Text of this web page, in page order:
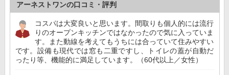
アーネストワンの口コミ・評判
コスパは大変良いと思います。間取りも個人的には流行
りのオープンキッチンではなかったので気に入っていま
す。また動線を考えてもうちには合っていて住みやすい
です。設備も現代では窓も二重ですし、トイレの蓋が自動だ
ったり等、機能的に満足しています。（60代以上／女性）